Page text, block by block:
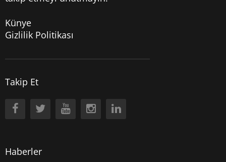
Künye
Gizlilik Politikası
Takip Et
Haberler